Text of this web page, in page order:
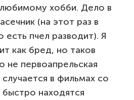
хобби. Дело в
(на этот раз в
пчел разводит). Я
как бред, но таков
первоапрельская
в фильмах со
находятся